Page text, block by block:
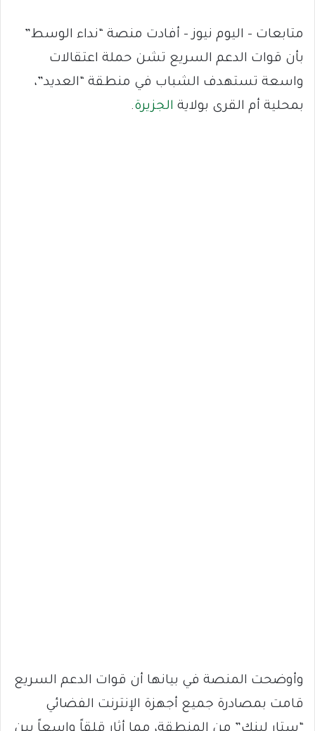
متابعات – اليوم نيوز – أفادت منصة “نداء الوسط”
بأن قوات الدعم السريع تشن حملة اعتقالات
واسعة تستهدف الشباب في منطقة “العديد”،
بمحلية أم القرى بولاية الجزيرة.
وأوضحت المنصة في بيانها أن قوات الدعم السريع
قامت بمصادرة جميع أجهزة الإنترنت الفضائي